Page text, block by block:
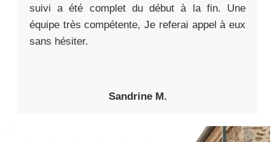
suivi a été complet du début à la fin. Une
équipe très compétente, Je referai appel à eux
sans hésiter.
Sandrine M.